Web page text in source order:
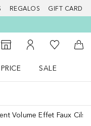
REGALOS GIFT CARD
Al Storefinder
Mi cuenta
Mi lista de
A
SALE
Volume Effet Faux Cils